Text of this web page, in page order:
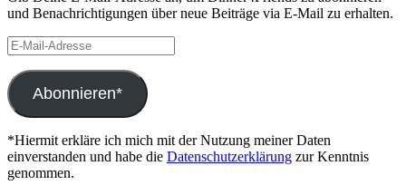
und Benachrichtigungen über neue Beiträge via E-Mail zu erhalten.
E-
Mail-
Adresse
Abonnieren*
*Hiermit erkläre ich mich mit der Nutzung meiner Daten
einverstanden und habe die Datenschutzerklärung zur Kenntnis
genommen.